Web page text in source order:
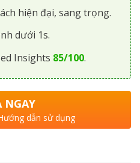
hiện đại, sang trọng.
dưới 1s.
Insights 85/100.
NGAY
dẫn sử dụng